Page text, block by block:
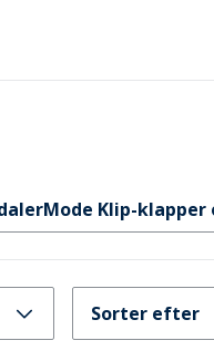
Mode Klip-klapper
Sorter efter